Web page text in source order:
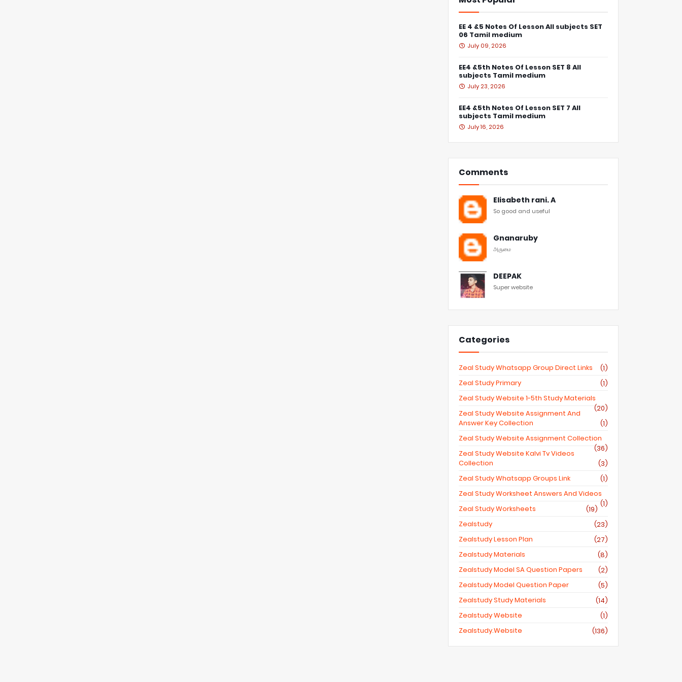
EE 4 &5 Notes Of Lesson All subjects SET
06 Tamil medium
July 09, 2026
EE4 &5th Notes Of Lesson SET 8 All
subjects Tamil medium
July 23, 2026
EE4 &5th Notes Of Lesson SET 7 All
subjects Tamil medium
July 16, 2026
Comments
Elisabeth rani. A
So good and useful
Gnanaruby
அருமை
DEEPAK
Super website
Categories
Zeal Study Whatsapp Group Direct Links
(1)
Zeal Study Primary
(1)
Zeal Study Website 1-5th Study Materials
(20)
Zeal Study Website Assignment And
Answer Key Collection
(1)
Zeal Study Website Assignment Collection
(36)
Zeal Study Website Kalvi Tv Videos
Collection
(3)
Zeal Study Whatsapp Groups Link
(1)
Zeal Study Worksheet Answers And Videos
(1)
Zeal Study Worksheets
(19)
Zealstudy
(23)
Zealstudy Lesson Plan
(27)
Zealstudy Materials
(8)
Zealstudy Model SA Question Papers
(2)
Zealstudy Model Question Paper
(5)
Zealstudy Study Materials
(14)
Zealstudy Website
(1)
Zealstudy.website
(136)